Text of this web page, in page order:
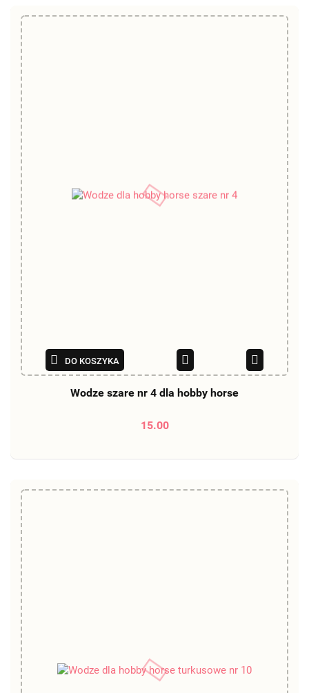
DO KOSZYKA
Wodze szare nr 4 dla hobby horse
15.00